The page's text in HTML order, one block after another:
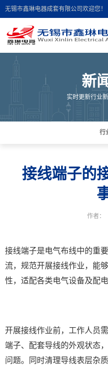
无锡市鑫琳电器成套有限公司欢迎您！
首页导航
联系我们
新
实时更新行业
行
接线端子的
作者：
接线端子是电气布线中的重
流，规范开展接线作业，能
性，适配各类电气设备及配
开展接线作业前，工作人员
端子、配套导线的外观状态
问题。同时清理导线表层杂